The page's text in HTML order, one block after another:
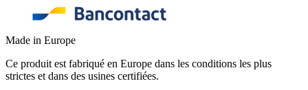
Made in Europe
Ce produit est fabriqué en Europe dans les conditions les plus
strictes et dans des usines certifiées.